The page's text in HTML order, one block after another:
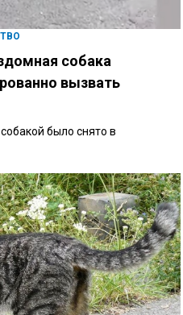
собака
вызвать
было снято в